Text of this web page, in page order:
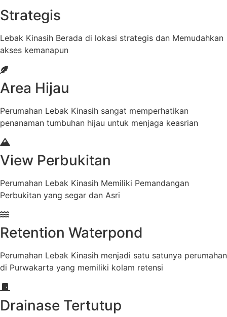
Strategis
Lebak Kinasih Berada di lokasi strategis dan Memudahkan
akses kemanapun
Area Hijau
Perumahan Lebak Kinasih sangat memperhatikan
penanaman tumbuhan hijau untuk menjaga keasrian
View Perbukitan
Perumahan Lebak Kinasih Memiliki Pemandangan
Perbukitan yang segar dan Asri
Retention Waterpond
Perumahan Lebak Kinasih menjadi satu satunya perumahan
di Purwakarta yang memiliki kolam retensi
Drainase Tertutup